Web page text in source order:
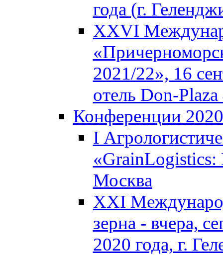
года (г.
XXVI
2021/22», 16
отель Don-
Конференции 2020
I
«GrainLogistics:
Москва
XXI
зерна - вчера,
2020 года, г.